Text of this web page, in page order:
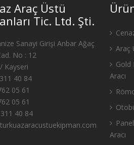
Araç Üstü
Tic. Ltd. Şti.
Sanayi Girişi Anbar Ağaç
No : 12
Kayseri
40 84
05 61
05 61
40 84
Araç
Gold
Aracı
Aracı